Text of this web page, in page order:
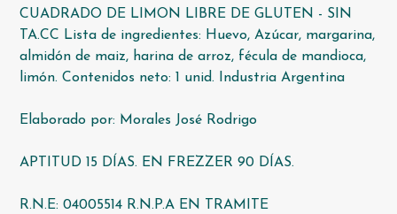
CUADRADO DE LIMON LIBRE DE GLUTEN - SIN
TA.CC Lista de ingredientes: Huevo, Azúcar, margarina,
almidón de maiz, harina de arroz, fécula de mandioca,
limón. Contenidos neto: 1 unid. Industria Argentina
Elaborado por: Morales José Rodrigo
APTITUD 15 DÍAS. EN FREZZER 90 DÍAS.
R.N.E: 04005514 R.N.P.A EN TRAMITE